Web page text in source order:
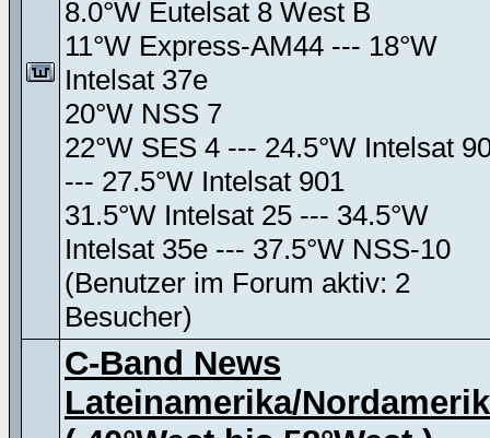
8.0°W Eutelsat 8 West B
11°W Express-AM44 --- 18°W
Intelsat 37e
20°W NSS 7
22°W SES 4 --- 24.5°W Intelsat
--- 27.5°W Intelsat 901
31.5°W Intelsat 25 --- 34.5°W
Intelsat 35e --- 37.5°W NSS-10
(Benutzer im Forum aktiv: 2
Besucher)
C-Band News
Lateinamerika/